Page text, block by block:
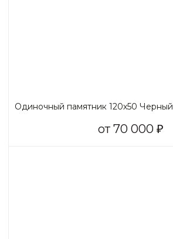
Одиночный памятник 120х50 Черный
от 70 000 ₽